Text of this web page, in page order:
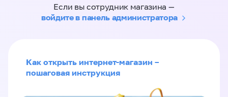
Если вы сотрудник магазина —
войдите в панель администратора
Как открыть интернет-магазин –
пошаговая инструкция